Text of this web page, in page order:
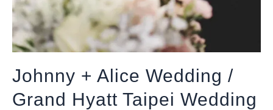
Johnny + Alice Wedding /
Grand Hyatt Taipei Wedding